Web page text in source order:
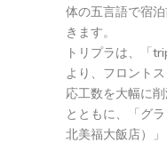
体の五言語で宿
きます。
トリプラは、「
より、フロント
応工数を大幅に
とともに、「グ
北美福大飯店）